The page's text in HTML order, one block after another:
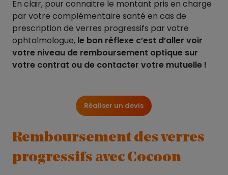
En clair, pour connaitre le montant pris en charge
par votre complémentaire santé en cas de
prescription de verres progressifs par votre
ophtalmologue, le bon réflexe c’est d’aller voir
votre niveau de remboursement optique sur
votre contrat ou de contacter votre mutuelle !
Réaliser un devis
Remboursement des verres
progressifs avec Cocoon